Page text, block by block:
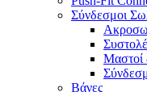
Σύνδεσμοι
Βάνες